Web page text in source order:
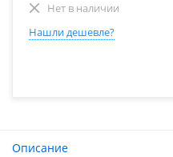
Нет в наличии
Нашли дешевле?
Описание